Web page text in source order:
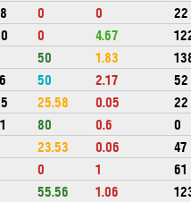
0 0 22
0 4.67
50 1.83
50 2.17 52
25.58 0.05 22
80 0.6 0
23.53 0.06 47
0 1 61
55.56 1.06